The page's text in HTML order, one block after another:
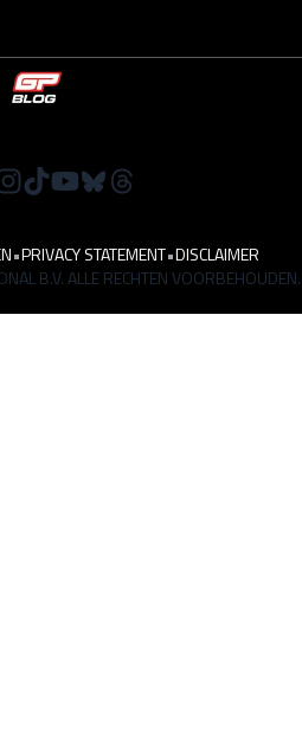
•PRIVACY STATEMENT•DISCLAIMER
B.V. ALLE RECHTEN VOORBEHOUDEN.